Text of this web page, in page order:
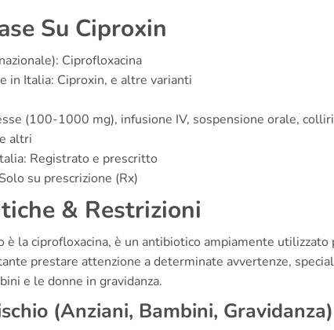
Su Ciproxin
Ciprofloxacina
in Italia: Ciproxin, e altre varianti
(100-1000 mg), infusione IV, sospensione orale,
altri
Registrato e prescritto
su prescrizione (Rx)
& Restrizioni
è la ciprofloxacina, è un antibiotico ampiamente
prestare attenzione a determinate avvertenze,
e le donne in gravidanza.
(Anziani, Bambini, Gravidanza)